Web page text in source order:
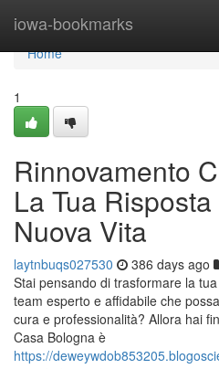
iowa-bookmarks
Home
Home
1
Rinnovamento
La Tua
Nuova Vita
laytnbuqs027530 386 days ago
Stai pensando di trasformare la
team esperto e affidabile che
cura e professionalità? Allora hai
Casa Bologna è
https://